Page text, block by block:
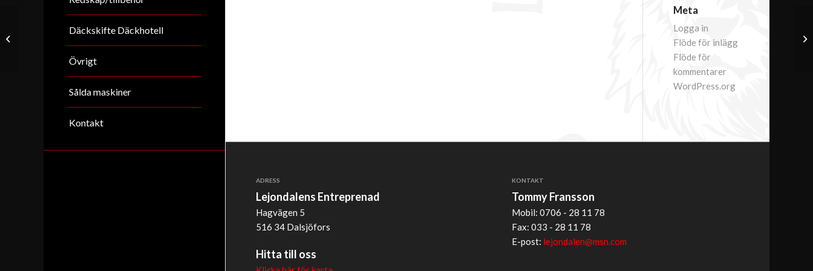
Däckskifte Däckhotell
Övrigt
Sålda maskiner
Kontakt
Meta
Logga in
Flöde för inlägg
Flöde för
kommentarer
WordPress.org
ADRESS
Lejondalens Entreprenad
Hagvägen 5
516 34 Dalsjöfors
Hitta till oss
KONTAKT
Tommy Fransson
Mobil: 0706 - 28 11 78
Fax: 033 - 28 11 78
E-post: lejondalen@msn.com